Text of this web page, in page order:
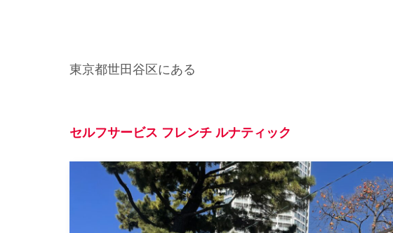
東京都世田谷区にある
セルフサービス フレンチ ルナティック